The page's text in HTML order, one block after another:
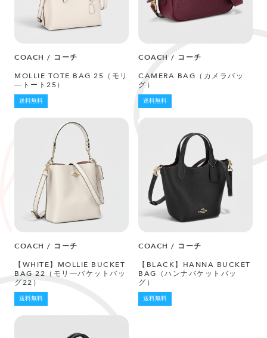
COACH / コーチ
MOLLIE TOTE BAG 25（モリ
―トート25）
送料無料
COACH / コーチ
CAMERA BAG（カメラバッ
グ）
送料無料
COACH / コーチ
【WHITE】MOLLIE BUCKET
BAG 22（モリ―バケットバッ
グ22）
送料無料
COACH / コーチ
【BLACK】HANNA BUCKET
BAG（ハンナバケットバッ
グ）
送料無料